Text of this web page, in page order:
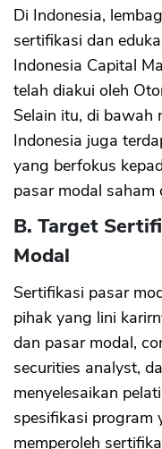
Di Indonesia,
sertifikasi dan
Indonesia Capital
telah diakui oleh
Selain itu, di bawah
Indonesia juga
yang berfokus
pasar modal saham
B. Target
Modal
Sertifikasi pasar
pihak yang lini
dan pasar modal,
securities analyst,
menyelesaikan
spesifikasi program
memperoleh